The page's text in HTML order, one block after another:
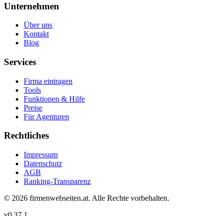
Unternehmen
Über uns
Kontakt
Blog
Services
Firma eintragen
Tools
Funktionen & Hilfe
Preise
Für Agenturen
Rechtliches
Impressum
Datenschutz
AGB
Ranking-Transparenz
© 2026 firmenwebseiten.at. Alle Rechte vorbehalten.